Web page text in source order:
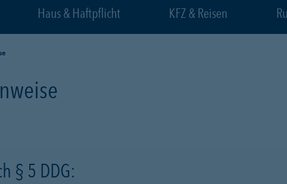
Haus & Haftpflicht KFZ & Reisen
§ 5 DDG: